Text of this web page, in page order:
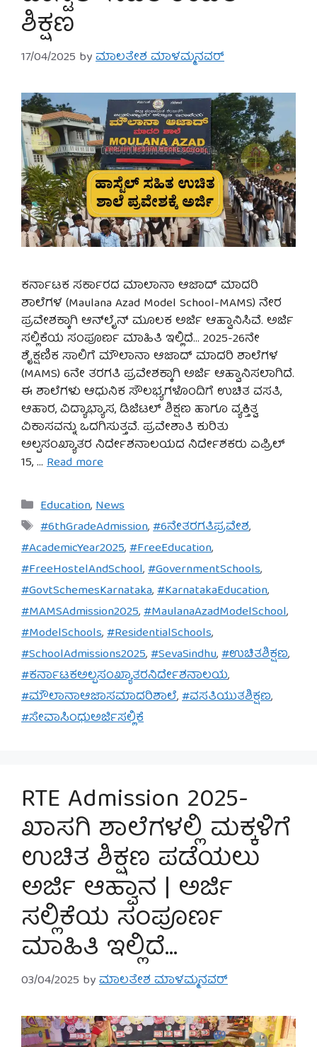
ಶಿಕ್ಷಣ
17/04/2025 byಮಾಲತೇಶ ಮಾಳಮ್ಮನವರ್
ಕರ್ನಾಟಕ ಸರ್ಕಾರದ ಮಾಲಾನಾ ಆಜಾದ್ ಮಾದರಿ
ಶಾಲೆಗಳ (Maulana Azad Model School-MAMS) ನೇರ
ಪ್ರವೇಶಕ್ಕಾಗಿ ಆನ್‌ಲೈನ್ ಮೂಲಕ ಅರ್ಜಿ ಆಹ್ವಾನಿಸಿವೆ. ಅರ್ಜಿ
ಸಲ್ಲಿಕೆಯ ಸಂಪೂರ್ಣ ಮಾಹಿತಿ ಇಲ್ಲಿದೆ… 2025-26ನೇ
ಶೈಕ್ಷಣಿಕ ಸಾಲಿಗೆ ಮೌಲಾನಾ ಆಜಾದ್ ಮಾದರಿ ಶಾಲೆಗಳ
(MAMS) 6ನೇ ತರಗತಿ ಪ್ರವೇಶಕ್ಕಾಗಿ ಅರ್ಜಿ ಆಹ್ವಾನಿಸಲಾಗಿದೆ.
ಈ ಶಾಲೆಗಳು ಆಧುನಿಕ ಸೌಲಭ್ಯಗಳೊಂದಿಗೆ ಉಚಿತ ವಸತಿ,
ಆಹಾರ, ವಿದ್ಯಾಭ್ಯಾಸ, ಡಿಜಿಟಲ್ ಶಿಕ್ಷಣ ಹಾಗೂ ವ್ಯಕ್ತಿತ್ವ
ವಿಕಾಸವನ್ನು ಒದಗಿಸುತ್ತವೆ. ಪ್ರವೇಶಾತಿ ಕುರಿತು
ಅಲ್ಪಸಂಖ್ಯಾತರ ನಿರ್ದೇಶನಾಲಯದ ನಿರ್ದೇಶಕರು ಏಪ್ರಿಲ್
15, … Read more
Categories
Education,News
Tags
#6thGradeAdmission,#6ನೇತರಗತಿಪ್ರವೇಶ,
#AcademicYear2025,#FreeEducation,
#FreeHostelAndSchool,#GovernmentSchools,
#GovtSchemesKarnataka,#KarnatakaEducation,
#MAMSAdmission2025,#MaulanaAzadModelSchool,
#ModelSchools,#ResidentialSchools,
#SchoolAdmissions2025,#SevaSindhu,#ಉಚಿತಶಿಕ್ಷಣ,
#ಕರ್ನಾಟಕಅಲ್ಪಸಂಖ್ಯಾತರನಿರ್ದೇಶನಾಲಯ,
#ಮೌಲಾನಾಆಜಾಸಮಾದರಿಶಾಲೆ,#ವಸತಿಯುತಶಿಕ್ಷಣ,
#ಸೇವಾಸಿಂಧುಅರ್ಜಿಸಲ್ಲಿಕೆ
RTE Admission 2025-
ಖಾಸಗಿ ಶಾಲೆಗಳಲ್ಲಿ ಮಕ್ಕಳಿಗೆ
ಉಚಿತ ಶಿಕ್ಷಣ ಪಡೆಯಲು
ಅರ್ಜಿ ಆಹ್ವಾನ | ಅರ್ಜಿ
ಸಲ್ಲಿಕೆಯ ಸಂಪೂರ್ಣ
ಮಾಹಿತಿ ಇಲ್ಲಿದೆ…
03/04/2025 byಮಾಲತೇಶ ಮಾಳಮ್ಮನವರ್